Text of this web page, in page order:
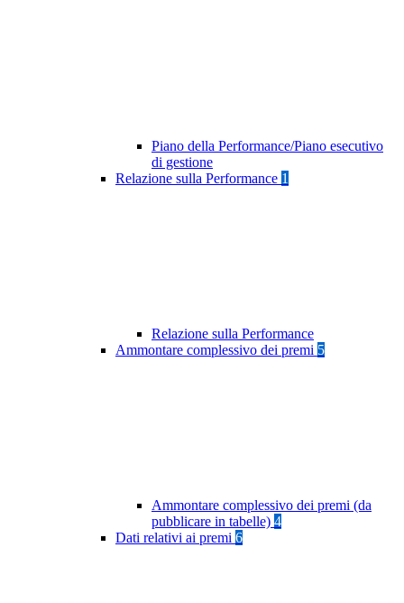
Piano della Performance/Piano esecutivo
di gestione
Relazione sulla Performance 1
Relazione sulla Performance
Ammontare complessivo dei premi 5
Ammontare complessivo dei premi (da
pubblicare in tabelle) 4
Dati relativi ai premi 6